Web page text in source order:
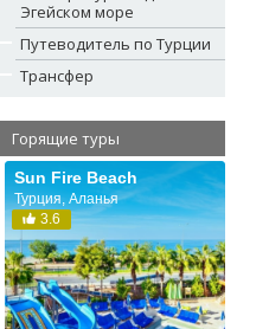
Эгейском море
Путеводитель по Турции
Трансфер
Горящие туры
Sun Fire Beach
Турция, Аланья
3.6